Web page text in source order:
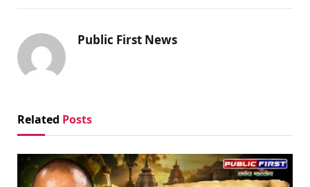
Public First News
Related Posts